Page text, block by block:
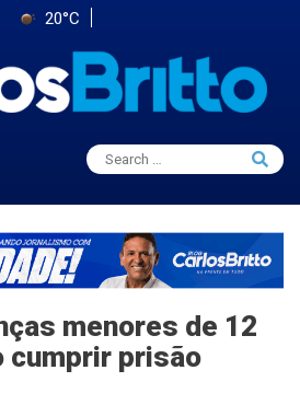
20°C
Search
for:
Search
menores de 12
cumprir prisão